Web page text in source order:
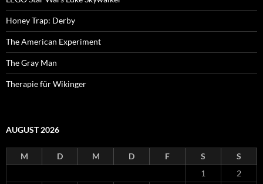
Honey Trap: Derby
The American Experiment
The Gray Man
Therapie für Wikinger
AUGUST 2026
M D M D F S
S
1
2